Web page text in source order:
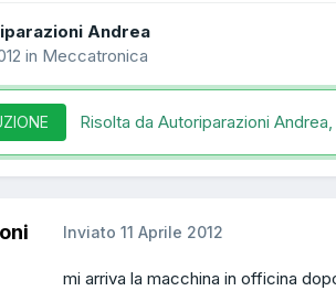
Andrea
in Meccatronica
Risolta da Autoriparazioni Andrea,
Inviato 11 Aprile 2012
mi arriva la macchina in officina